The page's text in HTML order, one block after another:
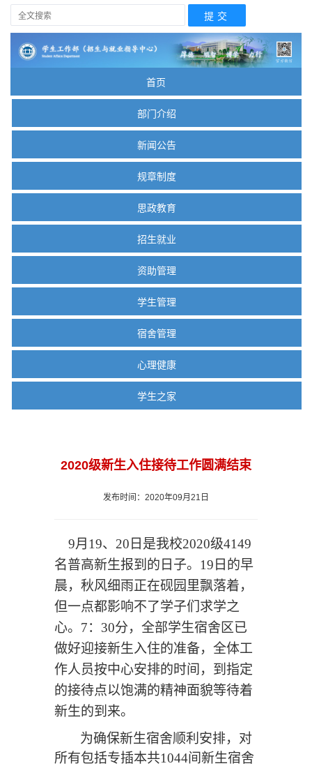
首页
部门介绍
新闻公告
规章制度
思政教育
招生就业
资助管理
学生管理
宿舍管理
心理健康
学生之家
2020级新生入住接待工作圆满结束
发布时间：2020年09月21日
9月 19、 20 日是我校2020级4149
名普高新生报到的日子。 19日的早
晨，秋风细雨正在砚园里飘落着，
但一点都影响不了学子们求学之
心。7：30分，全部学生宿舍区已
做好迎接新生入住的准备， 全体工
作人员按中心安排的时间，到指定
的接待点以饱满的精神面貌等待着
新生的到来。
为确保新生宿舍顺利安排， 对
所有包括专插本共1044间新生宿舍